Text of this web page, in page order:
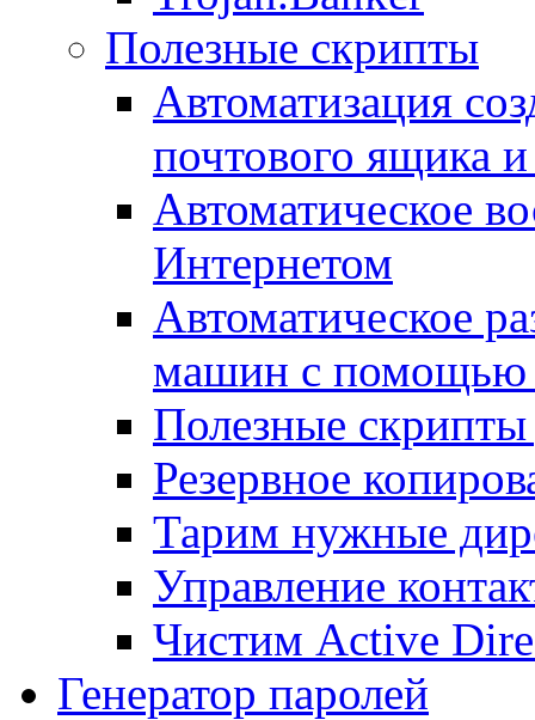
Полезные скрипты
Автоматизация
почтового ящика
Автоматическое
Интернетом
Автоматическое
машин с помощью
Полезные
Резервное
Тарим нужные
Управление
Чистим Active
Генератор паролей